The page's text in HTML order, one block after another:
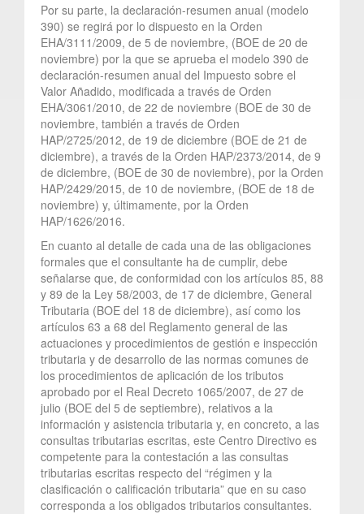
Por su parte, la declaración-resumen anual (modelo
390) se regirá por lo dispuesto en la Orden
EHA/3111/2009, de 5 de noviembre, (BOE de 20 de
noviembre) por la que se aprueba el modelo 390 de
declaración-resumen anual del Impuesto sobre el
Valor Añadido, modificada a través de Orden
EHA/3061/2010, de 22 de noviembre (BOE de 30 de
noviembre, también a través de Orden
HAP/2725/2012, de 19 de diciembre (BOE de 21 de
diciembre), a través de la Orden HAP/2373/2014, de 9
de diciembre, (BOE de 30 de noviembre), por la Orden
HAP/2429/2015, de 10 de noviembre, (BOE de 18 de
noviembre) y, últimamente, por la Orden
HAP/1626/2016.
En cuanto al detalle de cada una de las obligaciones
formales que el consultante ha de cumplir, debe
señalarse que, de conformidad con los artículos 85, 88
y 89 de la Ley 58/2003, de 17 de diciembre, General
Tributaria (BOE del 18 de diciembre), así como los
artículos 63 a 68 del Reglamento general de las
actuaciones y procedimientos de gestión e inspección
tributaria y de desarrollo de las normas comunes de
los procedimientos de aplicación de los tributos
aprobado por el Real Decreto 1065/2007, de 27 de
julio (BOE del 5 de septiembre), relativos a la
información y asistencia tributaria y, en concreto, a las
consultas tributarias escritas, este Centro Directivo es
competente para la contestación a las consultas
tributarias escritas respecto del “régimen y la
clasificación o calificación tributaria” que en su caso
corresponda a los obligados tributarios consultantes.